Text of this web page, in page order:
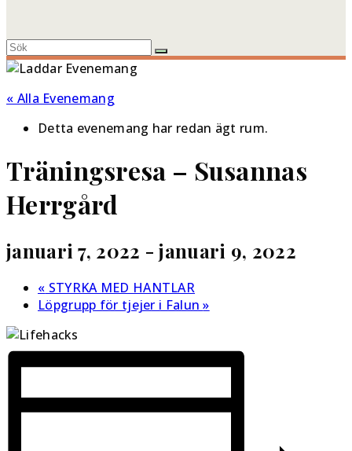
« Alla Evenemang
Detta evenemang har redan ägt rum.
Träningsresa – Susannas
Herrgård
januari 7, 2022 -januari 9, 2022
« STYRKA MED HANTLAR
Löpgrupp för tjejer i Falun»